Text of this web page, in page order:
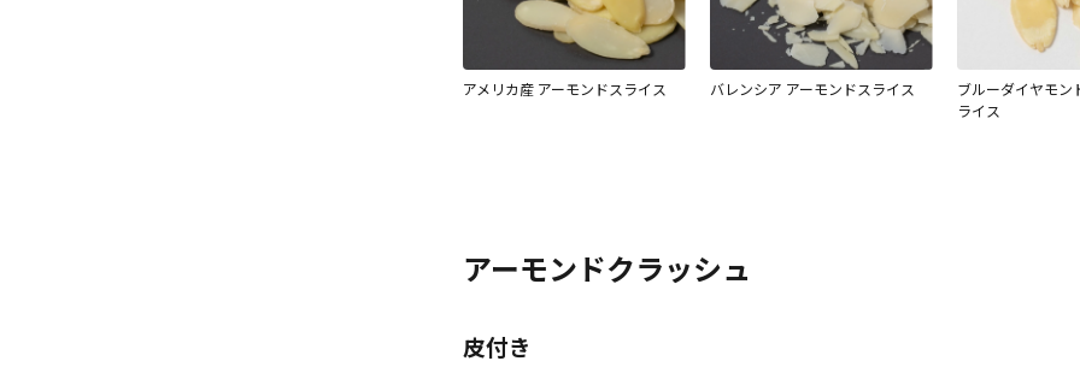
アメリカ産 アーモンドスライス バレンシア アーモンドスライス
ブルーダイヤモン
ライス
アーモンドクラッシュ
皮付き